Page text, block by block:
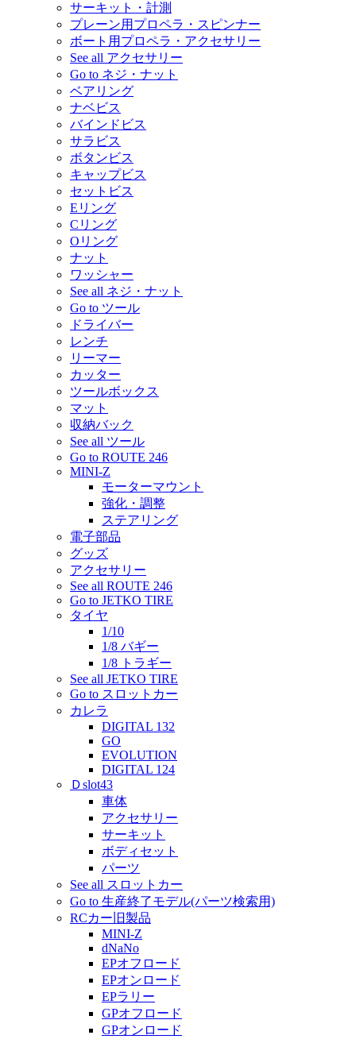
サーキット・計測
プレーン用プロペラ・スピンナー
ボート用プロペラ・アクセサリー
See all アクセサリー
Go to ネジ・ナット
ベアリング
ナベビス
バインドビス
サラビス
ボタンビス
キャップビス
セットビス
Eリング
Cリング
Oリング
ナット
ワッシャー
See all ネジ・ナット
Go to ツール
ドライバー
レンチ
リーマー
カッター
ツールボックス
マット
収納バック
See all ツール
Go to ROUTE 246
MINI-Z
モーターマウント
強化・調整
ステアリング
電子部品
グッズ
アクセサリー
See all ROUTE 246
Go to JETKO TIRE
タイヤ
1/10
1/8 バギー
1/8 トラギー
See all JETKO TIRE
Go to スロットカー
カレラ
DIGITAL 132
GO
EVOLUTION
DIGITAL 124
Ｄslot43
車体
アクセサリー
サーキット
ボディセット
パーツ
See all スロットカー
Go to 生産終了モデル(パーツ検索用)
RCカー旧製品
MINI-Z
dNaNo
EPオフロード
EPオンロード
EPラリー
GPオフロード
GPオンロード